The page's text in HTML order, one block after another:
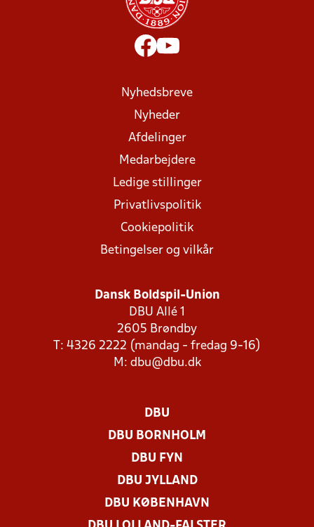
Nyhedsbreve
Nyheder
Afdelinger
Medarbejdere
Ledige stillinger
Privatlivspolitik
Cookiepolitik
Betingelser og vilkår
Dansk Boldspil-Union
DBU Allé 1
2605 Brøndby
T: 4326 2222 (mandag - fredag 9-16)
M: dbu@dbu.dk
DBU
DBU BORNHOLM
DBU FYN
DBU JYLLAND
DBU KØBENHAVN